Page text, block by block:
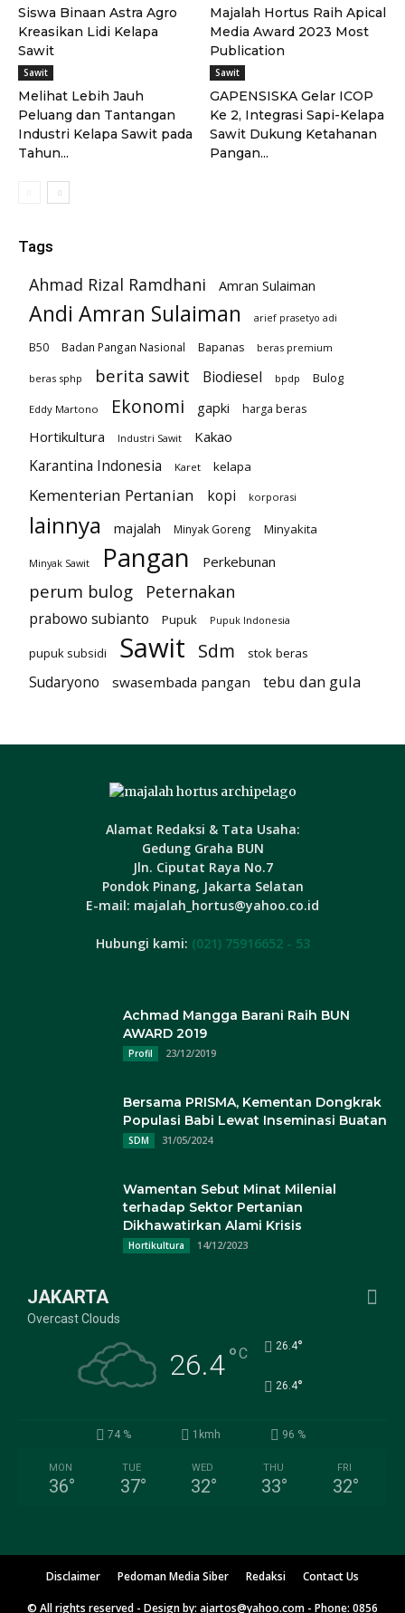
Siswa Binaan Astra Agro
Kreasikan Lidi Kelapa
Sawit
Majalah Hortus Raih Apical
Media Award 2023 Most
Publication
Sawit
Melihat Lebih Jauh
Peluang dan Tantangan
Industri Kelapa Sawit pada
Tahun...
Sawit
GAPENSISKA Gelar ICOP
Ke 2, Integrasi Sapi-Kelapa
Sawit Dukung Ketahanan
Pangan...
Tags
Ahmad Rizal Ramdhani Amran Sulaiman
Andi Amran Sulaiman arief prasetyo adi
B50 Badan Pangan Nasional Bapanas beras premium
beras sphp berita sawit Biodiesel bpdp Bulog
Eddy Martono Ekonomi gapki harga beras
Hortikultura Industri Sawit Kakao
Karantina Indonesia Karet kelapa
Kementerian Pertanian kopi korporasi
lainnya majalah Minyak Goreng Minyakita
Minyak Sawit Pangan Perkebunan
perum bulog Peternakan
prabowo subianto Pupuk Pupuk Indonesia
pupuk subsidi Sawit Sdm stok beras
Sudaryono swasembada pangan tebu dan gula
Alamat Redaksi & Tata Usaha:
Gedung Graha BUN
Jln. Ciputat Raya No.7
Pondok Pinang, Jakarta Selatan
E-mail: majalah_hortus@yahoo.co.id
Hubungi kami: (021) 75916652 - 53
Achmad Mangga Barani Raih BUN
AWARD 2019
Profil 23/12/2019
Bersama PRISMA, Kementan Dongkrak
Populasi Babi Lewat Inseminasi Buatan
SDM 31/05/2024
Wamentan Sebut Minat Milenial
terhadap Sektor Pertanian
Dikhawatirkan Alami Krisis
Hortikultura 14/12/2023
JAKARTA
Overcast Clouds
26.4°C 26.4°
26.4°
74 % 1kmh 96 %
MON
36°
TUE
37°
WED
32°
THU
33°
FRI
32°
Disclaimer Pedoman Media Siber Redaksi Contact Us
© All rights reserved - Design by: ajartos@yahoo.com - Phone: 0856